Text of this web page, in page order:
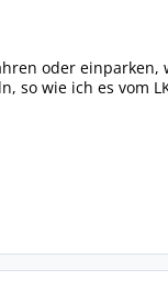
oder einparken,
so wie ich es vom